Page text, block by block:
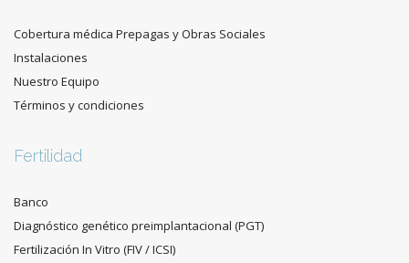
Cobertura médica Prepagas y Obras Sociales
Instalaciones
Nuestro Equipo
Términos y condiciones
Fertilidad
Banco
Diagnóstico genético preimplantacional (PGT)
Fertilización In Vitro (FIV / ICSI)